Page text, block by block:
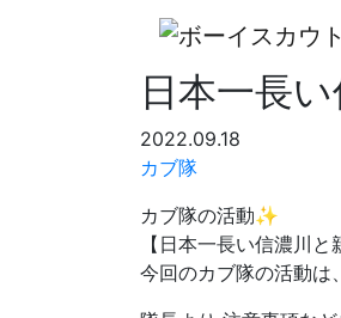
日本一長
2022.09.18
カブ隊
カブ隊の活動✨
【日本一長い信濃川と
今回のカブ隊の活動は